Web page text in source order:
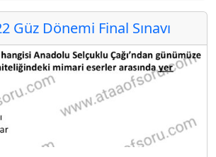
Güz Dönemi Final Sınavı